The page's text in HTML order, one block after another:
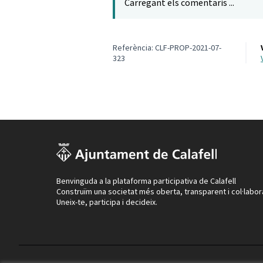
Carregant els comentaris ...
Referència: CLF-PROP-2021-07-
323
Benvinguda a la plataforma participativa de Calafell
Construïm una societat més oberta, transparent i
Uneix-te, participa i decideix.